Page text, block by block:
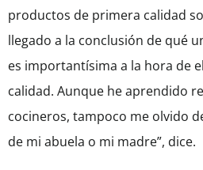
productos de primera calidad
llegado a la conclusión de qué
es importantísima a la hora de
calidad. Aunque he aprendido
cocineros, tampoco me olvido
de mi abuela o mi madre”, dice.